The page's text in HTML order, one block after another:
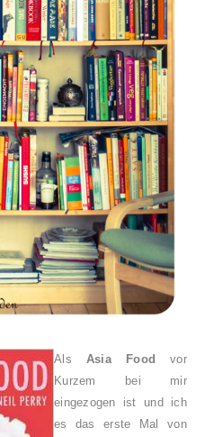
Als Asia Foodvor
Kurzem bei mir
eingezogen ist und ich
es das erste Mal von